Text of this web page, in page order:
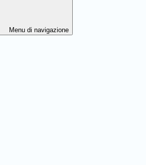
Menu di navigazione